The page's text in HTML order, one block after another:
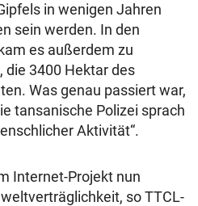
in wenigen Jahren
sein werden. In den
es außerdem zu
die 3400 Hektar des
Was genau passiert war,
tansanische Polizei sprach
Aktivität“.
Internet-Projekt nun
so TTCL-